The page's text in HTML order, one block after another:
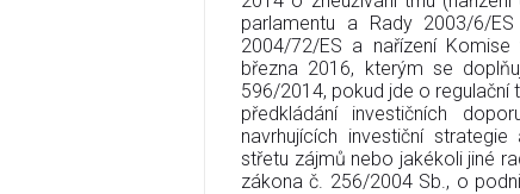
parlamentu a Rady 2003/6/
2004/72/ES a nařízení
března 2016, kterým se
596/2014, pokud jde o
předkládání investičních
navrhujících investiční
střetu zájmů nebo jakékoli jiné
zákona č. 256/2004 Sb., o